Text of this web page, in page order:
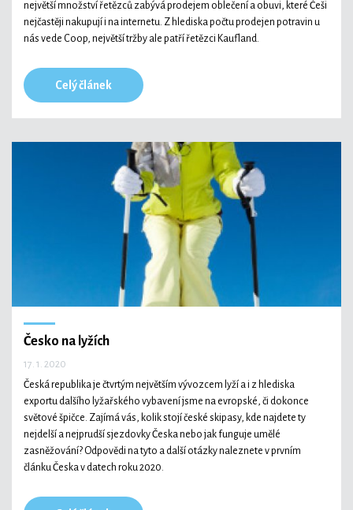
největší množství řetězců zabývá prodejem oblečení a obuvi, které Češi
nejčastěji nakupují i na internetu. Z hlediska počtu prodejen potravin u
nás vede Coop, největší tržby ale patří řetězci Kaufland.
Celý článek
Česko na lyžích
17. 1. 2020
Česká republika je čtvrtým největším vývozcem lyží a i z hlediska
exportu dalšího lyžařského vybavení jsme na evropské, či dokonce
světové špičce. Zajímá vás, kolik stojí české skipasy, kde najdete ty
nejdelší a nejprudší sjezdovky Česka nebo jak funguje umělé
zasněžování? Odpovědi na tyto a další otázky naleznete v prvním
článku Česka v datech roku 2020.